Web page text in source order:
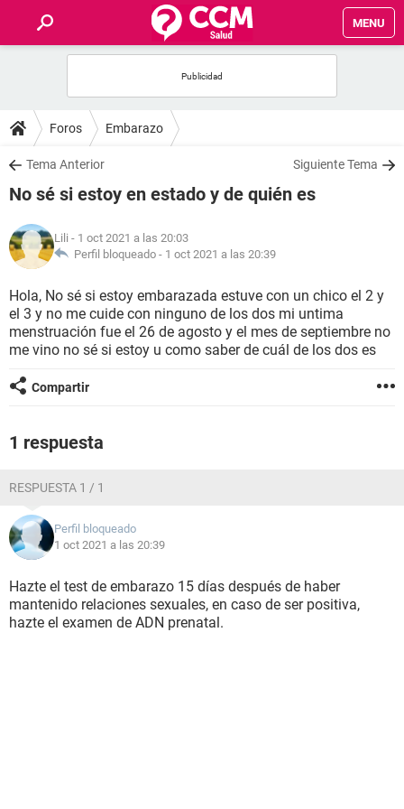
MENU
FOROS
SALUD
NUTRICIÓN
BIENESTAR
SEXUALIDAD
GLOSARIO
Foros Embarazo
Tema Anterior Siguiente Tema
No sé si estoy en estado y de quién es
Lili - 1 oct 2021 a las 20:03
Perfil bloqueado - 1 oct 2021 a las 20:39
Hola, No sé si estoy embarazada estuve con un chico el 2 y
el 3 y no me cuide con ninguno de los dos mi untima
menstruación fue el 26 de agosto y el mes de septiembre no
me vino no sé si estoy u como saber de cuál de los dos es
Compartir
1 respuesta
RESPUESTA 1 / 1
Perfil bloqueado
1 oct 2021 a las 20:39
Hazte el test de embarazo 15 días después de haber
mantenido relaciones sexuales, en caso de ser positiva,
hazte el examen de ADN prenatal.